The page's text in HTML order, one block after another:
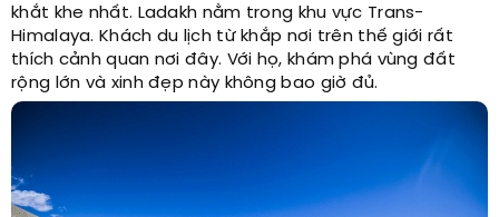
khắt khe nhất. Ladakh nằm trong khu vực Trans-
Himalaya. Khách du lịch từ khắp nơi trên thế giới rất
thích cảnh quan nơi đây. Với họ, khám phá vùng đất
rộng lớn và xinh đẹp này không bao giờ đủ.